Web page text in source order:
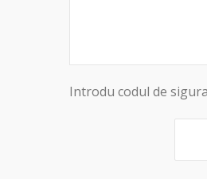
Introdu codul de